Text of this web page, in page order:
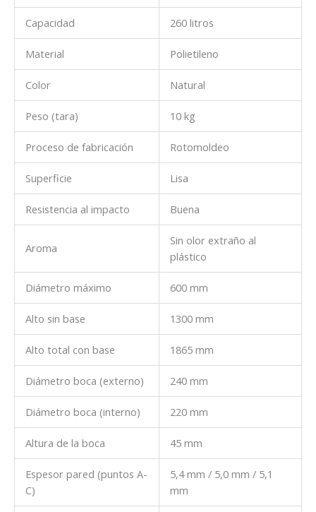
Capacidad 260 litros
Material Polietileno
Color Natural
Peso (tara) 10 kg
Proceso de fabricación Rotomoldeo
Superficie Lisa
Resistencia al impacto Buena
Aroma
Sin olor extraño al
plástico
Diámetro máximo 600 mm
Alto sin base 1300 mm
Alto total con base 1865 mm
Diámetro boca (externo) 240 mm
Diámetro boca (interno) 220 mm
Altura de la boca 45 mm
Espesor pared (puntos A-
C)
5,4 mm / 5,0 mm / 5,1
mm